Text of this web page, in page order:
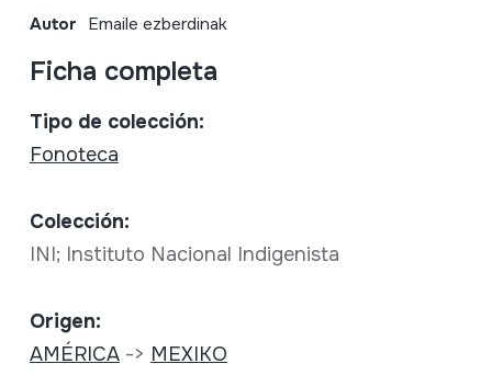
Autor Emaile ezberdinak
Ficha completa
Tipo de colección:
Fonoteca
Colección:
INI; Instituto Nacional Indigenista
Origen:
AMÉRICA-> MEXIKO